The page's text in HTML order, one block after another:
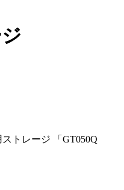
トレージ 「GT050Q